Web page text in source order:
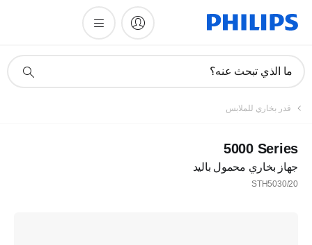
دعم
ما الذي تبحث عنه؟
قدر بخاري للملابس
‎5000 Series
جهاز بخاري محمول باليد
STH5030/20